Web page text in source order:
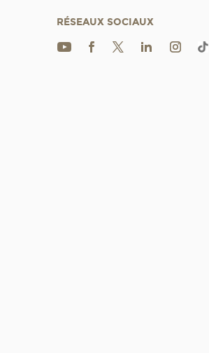
RÉSEAUX SOCIAUX